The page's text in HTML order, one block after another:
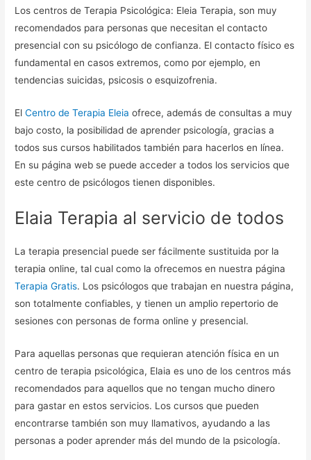
Los centros de Terapia Psicológica: Eleia Terapia, son muy
recomendados para personas que necesitan el contacto
presencial con su psicólogo de confianza. El contacto físico es
fundamental en casos extremos, como por ejemplo, en
tendencias suicidas, psicosis o esquizofrenia.
ElCentro de Terapia Eleia ofrece, además de consultas a muy
bajo costo, la posibilidad de aprender psicología, gracias a
todos sus cursos habilitados también para hacerlos en línea.
En su página web se puede acceder a todos los servicios que
este centro de psicólogos tienen disponibles.
Elaia Terapia al servicio de todos
La terapia presencial puede ser fácilmente sustituida por la
terapia online, tal cual como la ofrecemos en nuestra página
Terapia Gratis. Los psicólogos que trabajan en nuestra página,
son totalmente confiables, y tienen un amplio repertorio de
sesiones con personas de forma online y presencial.
Para aquellas personas que requieran atención física en un
centro de terapia psicológica, Elaia es uno de los centros más
recomendados para aquellos que no tengan mucho dinero
para gastar en estos servicios. Los cursos que pueden
encontrarse también son muy llamativos, ayudando a las
personas a poder aprender más del mundo de la psicología.